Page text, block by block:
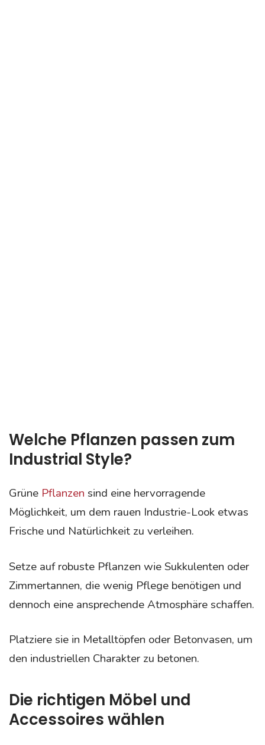
Welche Pflanzen passen zum
Industrial Style?
Grüne Pflanzen sind eine hervorragende
Möglichkeit, um dem rauen Industrie-Look etwas
Frische und Natürlichkeit zu verleihen.
Setze auf robuste Pflanzen wie Sukkulenten oder
Zimmertannen, die wenig Pflege benötigen und
dennoch eine ansprechende Atmosphäre schaffen.
Platziere sie in Metalltöpfen oder Betonvasen, um
den industriellen Charakter zu betonen.
Die richtigen Möbel und
Accessoires wählen